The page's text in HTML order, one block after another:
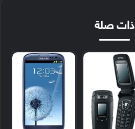
ذات صلة